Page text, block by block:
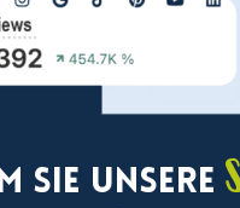
Sie unsere